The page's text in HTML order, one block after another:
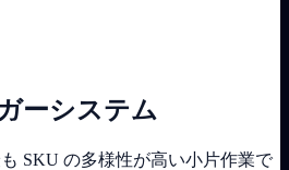
ーシステム
SKU の多様性が高い小片作業で